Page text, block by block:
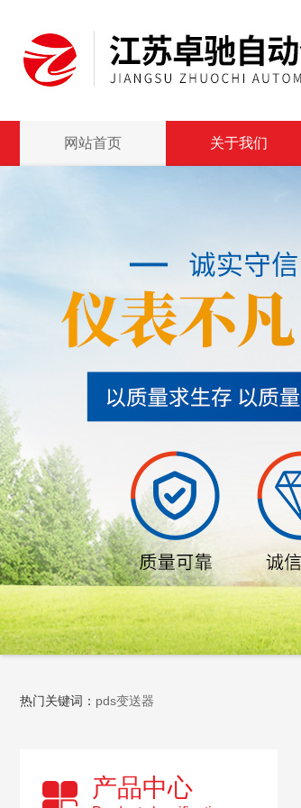
网站首页 关于我们
热门关键词： pds变送器
产品中心